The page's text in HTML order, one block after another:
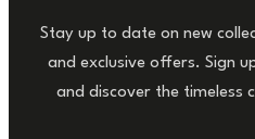
Stay up to date on new
and exclusive offers. Sign
and discover the timeless